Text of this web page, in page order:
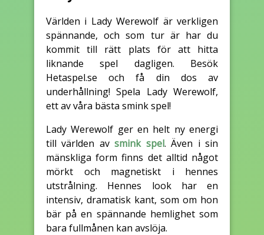
Världen i Lady Werewolf är verkligen
spännande, och som tur är har du
kommit till rätt plats för att hitta
liknande spel dagligen. Besök
Hetaspel.se och få din dos av
underhållning! Spela Lady Werewolf,
ett av våra bästa smink spel!
Lady Werewolf ger en helt ny energi
till världen avsmink spel. Även i sin
mänskliga form finns det alltid något
mörkt och magnetiskt i hennes
utstrålning. Hennes look har en
intensiv, dramatisk kant, som om hon
bär på en spännande hemlighet som
bara fullmånen kan avslöja.